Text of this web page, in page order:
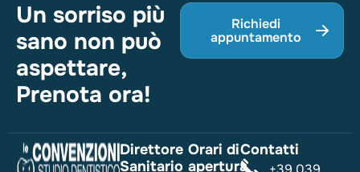
Un sorriso più
sano non può
aspettare,
Prenota ora!
Richiedi
appuntamento
Direttore
Sanitario
Orari di
apertura
Contatti